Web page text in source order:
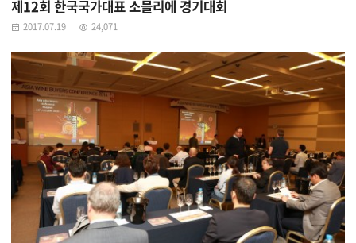
제12회 한국국가대표 소믈리에 경기대회
2017.07.19 24,071